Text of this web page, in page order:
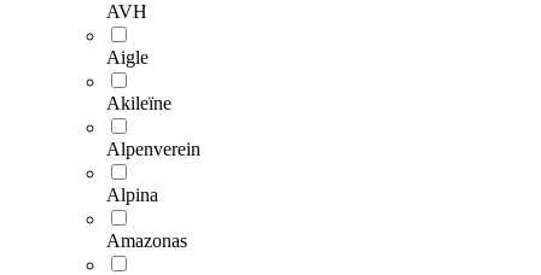
AVH
Aigle
Akileïne
Alpenverein
Alpina
Amazonas